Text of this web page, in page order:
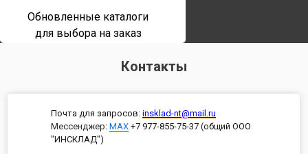
Обновленные каталоги
для выбора на заказ
Контакты
Почта для запросов: insklad-nt@mail.ru
Мессенджер: MAX +7 977-855-75-37 (общий ООО
"ИНСКЛАД")